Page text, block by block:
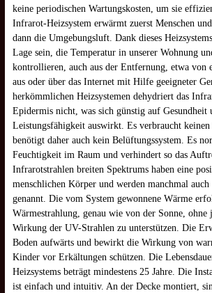
keine periodischen Wartungskosten, um sie
Infrarot-Heizsystem erwärmt zuerst Menschen und
dann die Umgebungsluft. Dank dieses
Lage sein, die Temperatur in unserer Wohnung
kontrollieren, auch aus der Entfernung, etwa von
aus oder über das Internet mit Hilfe geeigneter
herkömmlichen Heizsystemen dehydriert das
Epidermis nicht, was sich günstig auf Gesundheit
Leistungsfähigkeit auswirkt. Es verbraucht keinen
benötigt daher auch kein Belüftungssystem. Es
Feuchtigkeit im Raum und verhindert so das
Infrarotstrahlen breiten Spektrums haben eine
menschlichen Körper und werden manchmal auch
genannt. Die vom System gewonnene Wärme
Wärmestrahlung, genau wie von der Sonne, ohne
Wirkung der UV-Strahlen zu unterstützen. Die
Boden aufwärts und bewirkt die Wirkung von
Kinder vor Erkältungen schützen. Die
Heizsystems beträgt mindestens 25 Jahre. Die
ist einfach und intuitiv. An der Decke montiert,